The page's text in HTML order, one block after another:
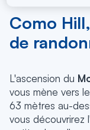
Como
de
L'ascension du
vous mène vers le
63 mètres au-
vous découvrirez